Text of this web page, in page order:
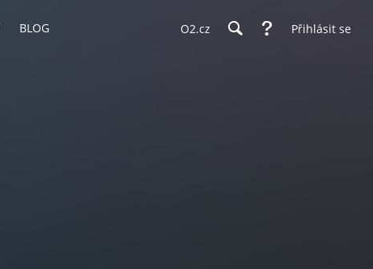
BLOG O2.cz Přihlásit se